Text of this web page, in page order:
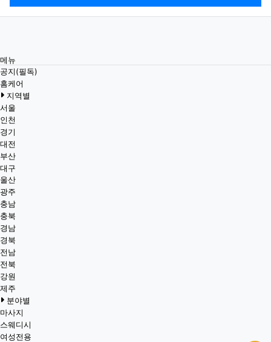
메뉴
공지(필독)
홈케어
지역별
서울
인천
경기
대전
부산
대구
울산
광주
충남
충북
경남
경북
전남
전북
강원
제주
분야별
마사지
스웨디시
여성전용